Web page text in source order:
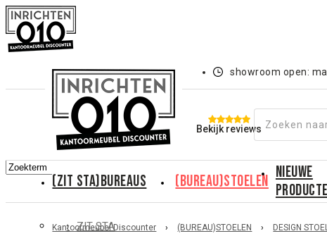
showroom open:
Bekijk reviews
(ZIT STA)BUREAUS
ZIT STA
(BUREAU)STOELEN NIEUWE
Kantoormeubel Discounter › (BUREAU)STOELEN › DESIGN